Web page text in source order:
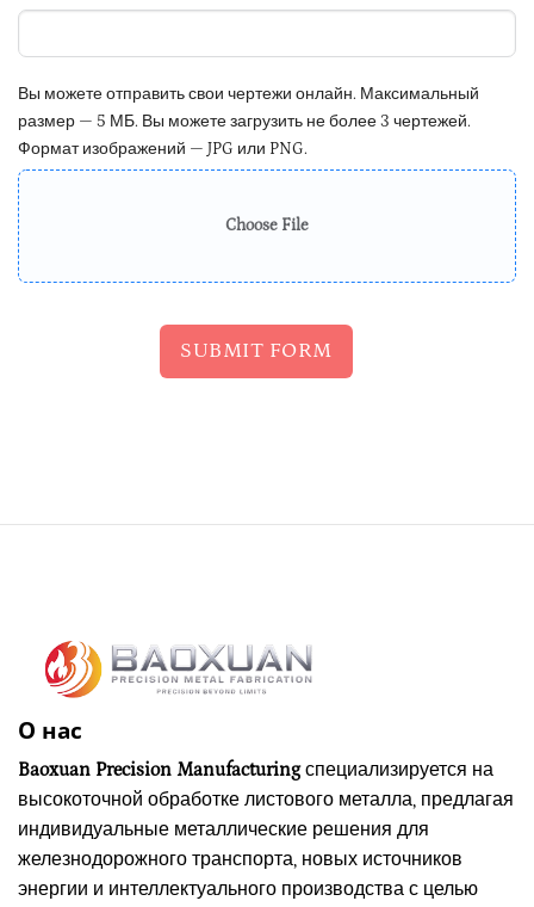
Вы можете отправить свои чертежи онлайн. Максимальный
размер — 5 МБ. Вы можете загрузить не более 3 чертежей.
Формат изображений — JPG или PNG.
Choose File
SUBMIT FORM
О нас
Baoxuan Precision Manufacturingспециализируется на
высокоточной обработке листового металла, предлагая
индивидуальные металлические решения для
железнодорожного транспорта, новых источников
энергии и интеллектуального производства с целью